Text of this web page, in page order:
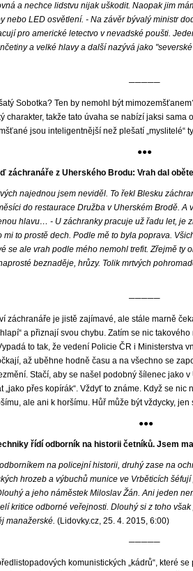
a nechce lidstvu nijak uškodit. Naopak jim
nebo LED osvětlení. - Na závěr bývalý ministr
pro americké letectvo v nevadské poušti.
a velké hlavy a další nazývá jako
─────
Sobotka? Ten by nemohl být
charakter, takže tato úvaha se nabízí jaksi sama
jsou inteligentnější než plešatí „myslitelé“
●●●
záchranáře z Uherského Brodu: Vrah dal
najednou jsem neviděl. To řekl Blesku
do restaurace Družba v Uherském Brodě. A
hlavu… - U záchranky pracuje už řadu let, je
mi to prostě dech. Podle mě to byla poprava.
se ale vrah podle mého nemohl trefit. Zřejmě ty
beznaděje, hrůzy. Tolik mrtvých
─────
záchranáře je jistě zajímavé, ale stále marně
a přiznají svou chybu. Zatím se nic
to tak, že vedení Policie ČR i Ministerstva
až uběhne hodně času a na všechno se
Stačí, aby se našel podobný šílenec jako
„jako přes kopírák“. Vždyť to známe. Když se nic
ale ani k horšímu. Hůř může být vždycky,
●●●
řídí odborník na historii četníků. Jsem
na policejní historii, druhý zase na
hrozeb a výbuchů munice ve Vrběticích
a jeho náměstek Miloslav Žán. Ani jeden
kritice odborné veřejnosti. Dlouhý si z toho
manažerské. (Lidovky.cz, 25. 4. 2015, 6:00)
─────
komunistických „kádrů“, které